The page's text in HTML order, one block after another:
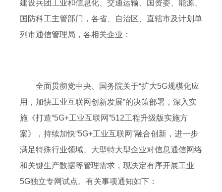
建设兵团工业和信息化、交通运输、国资委、能源、
国防科工主管部门，各省、自治区、直辖市及计划单
列市通信管理局，各相关企业：
全面贯彻党中央、国务院关于“扩大5G规模化应
用，加快工业互联网创新发展”的决策部署，深入实
施《打造“5G+工业互联网”512工程升级版实施方
案》，持续加快“5G+工业互联网”融合创新，进一步
满足特殊行业领域、大型特大型企业对信息通信网络
和关键生产数据等管理需求，现决定有序开展工业
5G独立专网试点。有关事项通知如下：